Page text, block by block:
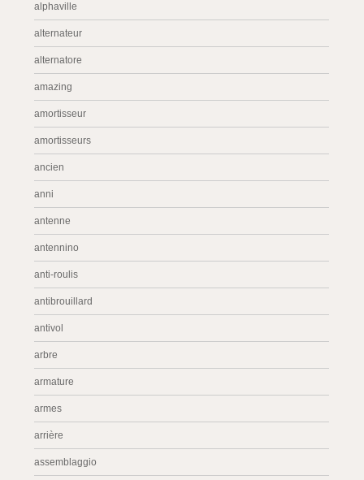
alphaville
alternateur
alternatore
amazing
amortisseur
amortisseurs
ancien
anni
antenne
antennino
anti-roulis
antibrouillard
antivol
arbre
armature
armes
arrière
assemblaggio